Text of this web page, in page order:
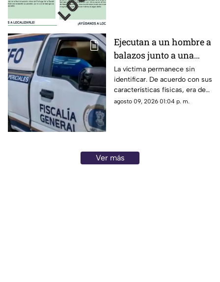
Ejecutan a un hombre a
balazos junto a una
gasolinera en
Michoacán
La víctima permanece sin
identificar. De acuerdo con sus
características físicas, era de
complexión robusta y vestía
agosto 09, 2026 01:04 p. m.
Ver más